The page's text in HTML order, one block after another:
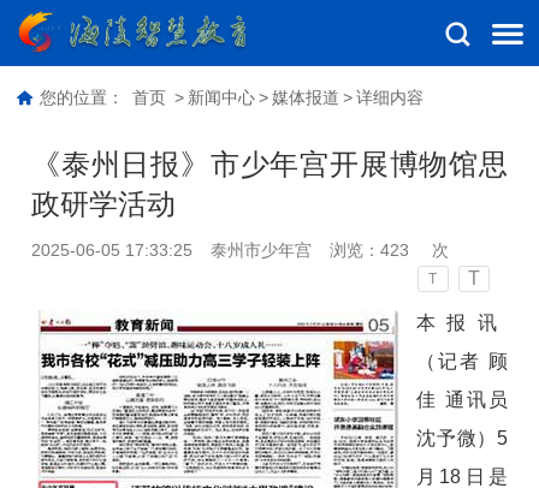
您的位置： 首页 > 新闻中心 > 媒体报道 > 详细内容
《泰州日报》市少年宫开展博物馆思
政研学活动
2025-06-05 17:33:25 泰州市少年宫 浏览：423 次
T T
本报讯
（记者 顾
佳 通讯员
沈予微）5
月18日是